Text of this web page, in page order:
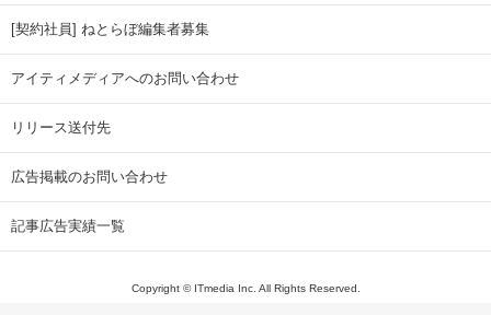
[契約社員] ねとらぼ編集者募集
アイティメディアへのお問い合わせ
リリース送付先
広告掲載のお問い合わせ
記事広告実績一覧
Copyright © ITmedia Inc. All Rights Reserved.